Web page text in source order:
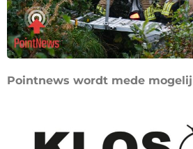
Pointnews wordt mede